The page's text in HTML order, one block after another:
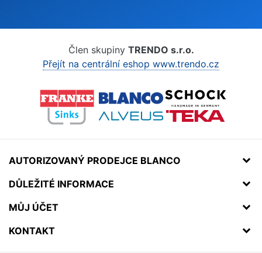
Člen skupiny TRENDO s.r.o.
Přejít na centrální eshop www.trendo.cz
AUTORIZOVANÝ PRODEJCE BLANCO
DŮLEŽITÉ INFORMACE
MŮJ ÚČET
KONTAKT